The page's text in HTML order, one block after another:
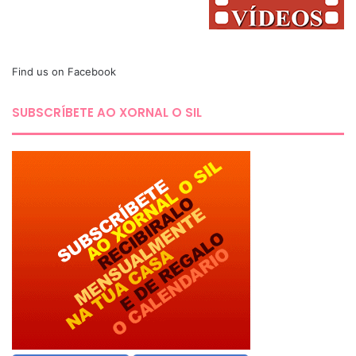
Find us on Facebook
SUBSCRÍBETE AO XORNAL O SIL